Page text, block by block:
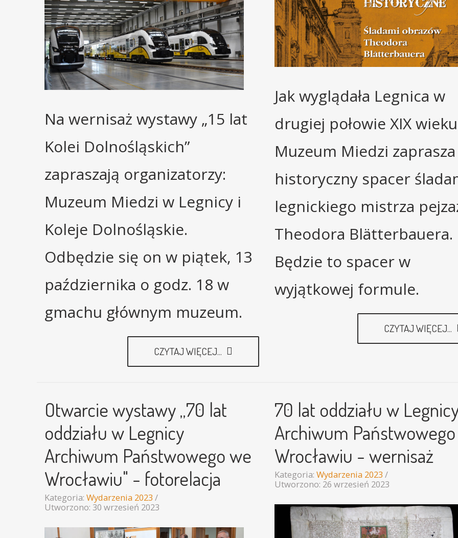
Na wernisaż wystawy „15 lat
Kolei Dolnośląskich”
zapraszają organizatorzy:
Muzeum Miedzi w Legnicy i
Koleje Dolnośląskie.
Odbędzie się on w piątek, 13
października o godz. 18 w
gmachu głównym muzeum.
CZYTAJ WIĘCEJ...
Jak wyglądała Legnica w
drugiej połowie XIX
Muzeum Miedzi
historyczny spacer
legnickiego mistrza
Theodora Blätterbauera.
Będzie to spacer w
wyjątkowej formule.
CZYTAJ WIĘCEJ...
Otwarcie wystawy „70 lat
oddziału w Legnicy
Archiwum Państwowego we
Wrocławiu" - fotorelacja
Kategoria: Wydarzenia 2023
Utworzono: 30 wrzesień 2023
70 lat oddziału w
Archiwum
Wrocławiu - wernisaż
Kategoria: Wydarzenia 2023
Utworzono: 26 wrzesień 2023